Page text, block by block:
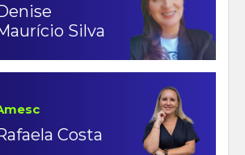
Silva
Costa